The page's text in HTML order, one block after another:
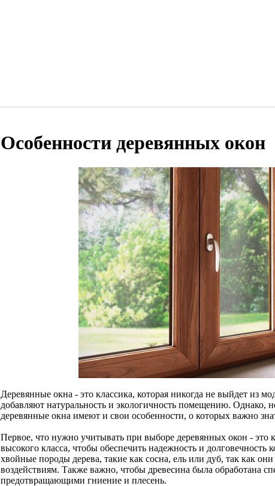
Особенности деревянных окон
Деревянные окна - это классика, которая никогда не выйдет из
добавляют натуральность и экологичность помещению. Однако,
деревянные окна имеют и свои особенности, о которых важно
Первое, что нужно учитывать при выборе деревянных окон - это
высокого класса, чтобы обеспечить надежность и долговечность
хвойные породы дерева, такие как сосна, ель или дуб, так как
воздействиям. Также важно, чтобы древесина была обработана
предотвращающими гниение и плесень.